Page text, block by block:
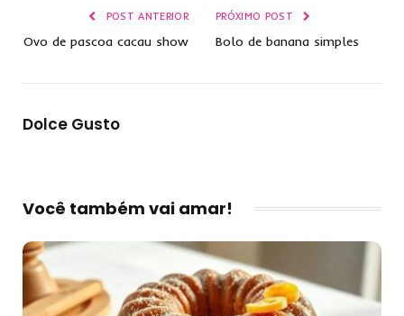
POST ANTERIOR
Ovo de pascoa cacau show
PRÓXIMO POST
Bolo de banana simples
Dolce Gusto
Você também vai amar!